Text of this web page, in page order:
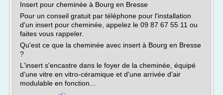
Insert pour cheminée à Bourg en Bresse
Pour un conseil gratuit par téléphone pour l'installation
d'un insert pour cheminée, appelez le 09 87 67 55 11 ou
faites vous rappeler.
Qu'est ce que la cheminée avec insert à Bourg en Bresse
?
L'insert s'encastre dans le foyer de la cheminée, équipé
d'une vitre en vitro-céramique et d'une arrivée d'air
modulable en fonction...